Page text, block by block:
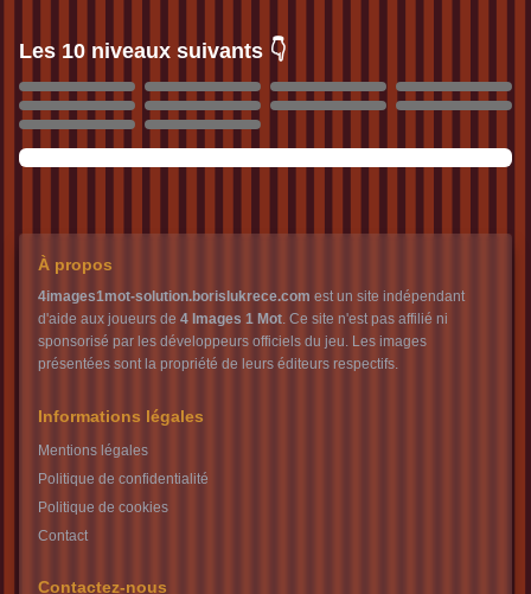
Les 10 niveaux suivants 👇
1307
1308 1309
1310
1311
1312
À propos
4images1mot-solution.borislukrece.com est un site indépendant
d'aide aux joueurs de 4 Images 1 Mot. Ce site n'est pas affilié ni
sponsorisé par les développeurs officiels du jeu. Les images
présentées sont la propriété de leurs éditeurs respectifs.
Informations légales
Mentions légales
Politique de confidentialité
Politique de cookies
Contact
Contactez-nous